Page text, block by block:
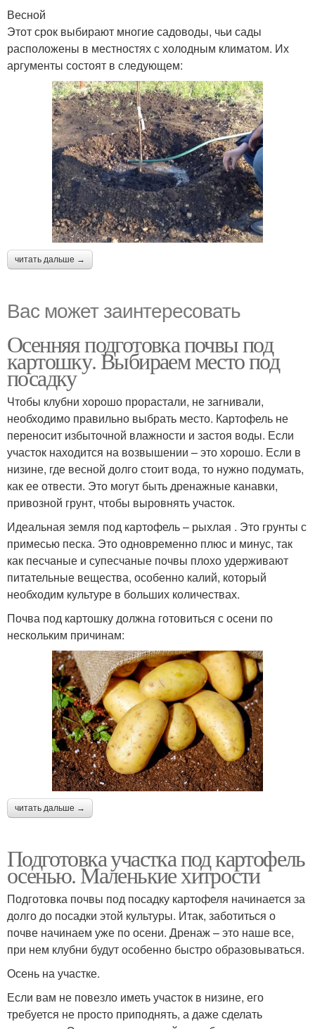
Весной
Этот срок выбирают многие садоводы, чьи сады
расположены в местностях с холодным климатом. Их
аргументы состоят в следующем:
читать дальше →
Вас может заинтересовать
Осенняя подготовка почвы под
картошку. Выбираем место под
посадку
Чтобы клубни хорошо прорастали, не загнивали,
необходимо правильно выбрать место. Картофель не
переносит избыточной влажности и застоя воды. Если
участок находится на возвышении – это хорошо. Если в
низине, где весной долго стоит вода, то нужно подумать,
как ее отвести. Это могут быть дренажные канавки,
привозной грунт, чтобы выровнять участок.
Идеальная земля под картофель – рыхлая . Это грунты с
примесью песка. Это одновременно плюс и минус, так
как песчаные и супесчаные почвы плохо удерживают
питательные вещества, особенно калий, который
необходим культуре в больших количествах.
Почва под картошку должна готовиться с осени по
нескольким причинам:
читать дальше →
Подготовка участка под картофель
осенью. Маленькие хитрости
Подготовка почвы под посадку картофеля начинается за
долго до посадки этой культуры. Итак, заботиться о
почве начинаем уже по осени. Дренаж – это наше все,
при нем клубни будут особенно быстро образовываться.
Осень на участке.
Если вам не повезло иметь участок в низине, его
требуется не просто приподнять, а даже сделать